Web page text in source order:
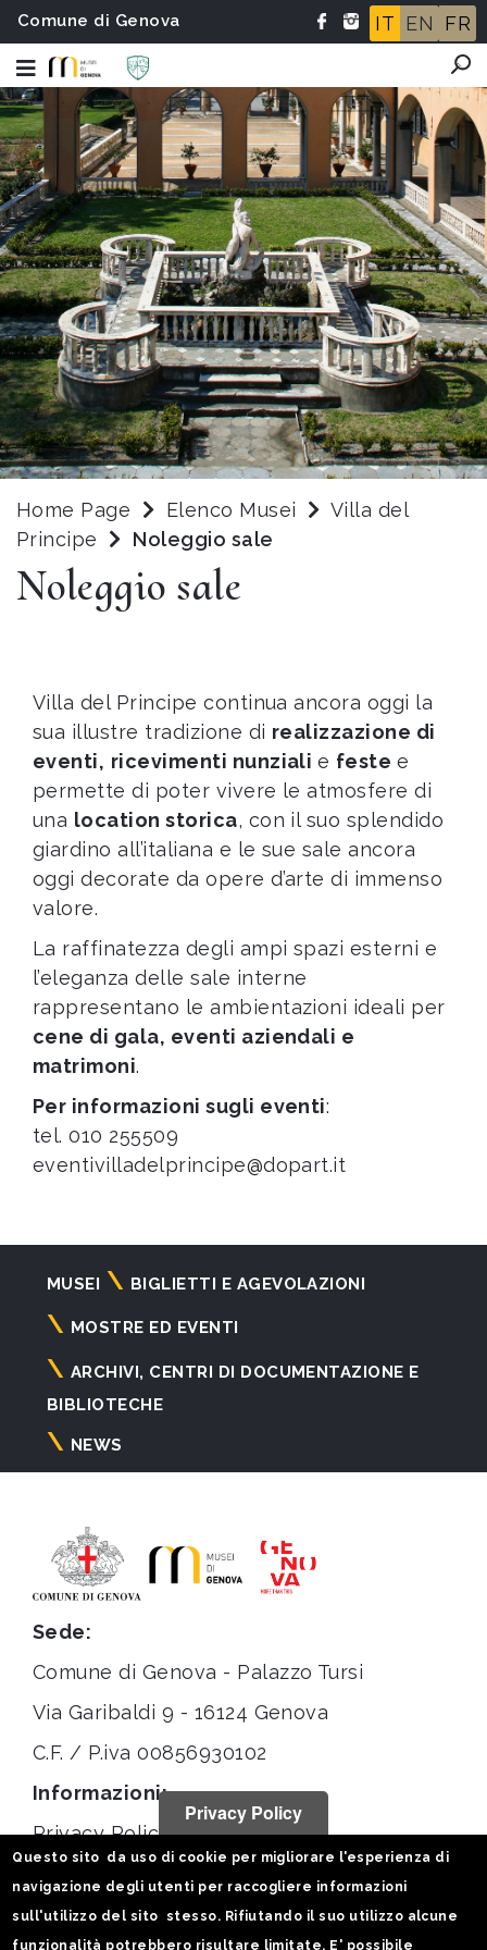
Comune di Genova IT EN FR
Home Page Elenco Musei
Villa del
Principe
Noleggio sale
Noleggio sale
Villa del Principe continua ancora oggi la
sua illustre tradizione di realizzazione di
eventi, ricevimenti nunziali e feste e
permette di poter vivere le atmosfere di
una location storica, con il suo splendido
giardino all’italiana e le sue sale ancora
oggi decorate da opere d’arte di immenso
valore.
La raffinatezza degli ampi spazi esterni e
l’eleganza delle sale interne
rappresentano le ambientazioni ideali per
cene di gala, eventi aziendali e
matrimoni.
Per informazioni sugli eventi:
tel. 010 255509
eventivilladelprincipe@dopart.it
Navigazione
principale
MUSEI BIGLIETTI E AGEVOLAZIONI
MOSTRE ED EVENTI
ARCHIVI, CENTRI DI DOCUMENTAZIONE E
BIBLIOTECHE
NEWS
Sede:
Comune di Genova - Palazzo Tursi
Via Garibaldi 9 - 16124 Genova
C.F. / P.iva 00856930102
Informazioni:
Privacy Policy
Statistiche
Privacy Policy
Questo sito da uso di cookie per migliorare l'esperienza di
navigazione degli utenti per raccogliere informazioni
sull'utilizzo del sito stesso. Rifiutando il suo utilizzo alcune
funzionalità potrebbero risultare limitate. E' possibile